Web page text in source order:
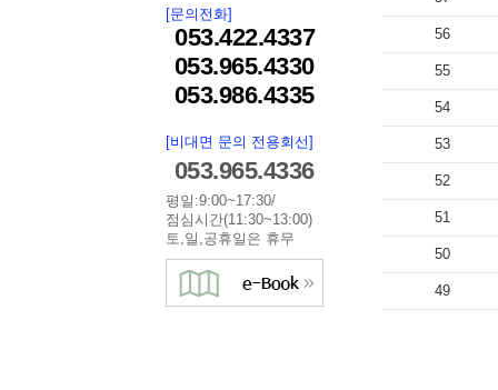
[문의전화]
053.422.4337
053.965.4330
053.986.4335
[비대면 문의 전용회선]
053.965.4336
평일:9:00~17:30/
점심시간(11:30~13:00)
토,일,공휴일은 휴무
56
55
54
53
52
51
50
49